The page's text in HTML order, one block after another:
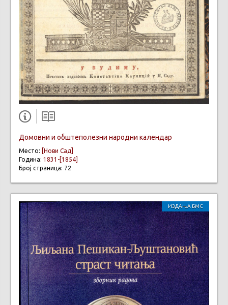
Домовни и обштеполезни народни календар
Место: [Нови Сад]
Година: 1831-[1854]
Број страница: 72
ИЗДАЊА БМС